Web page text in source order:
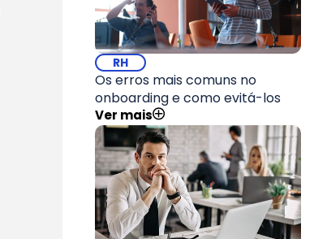
RH
Os erros mais comuns no
onboarding e como evitá-los
Ver mais